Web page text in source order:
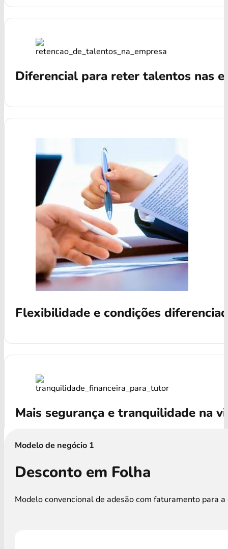
Diferencial para reter talentos nas
Flexibilidade e condições
Mais segurança e tranquilidade na
Modelo de negócio 1
Desconto em Folha
Modelo convencional de adesão com faturamento para